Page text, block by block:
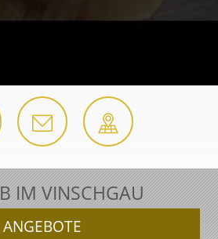
IM VINSCHGAU
ANGEBOTE